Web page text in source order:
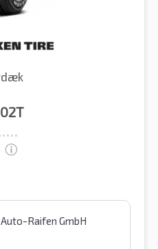
Raifen GmbH